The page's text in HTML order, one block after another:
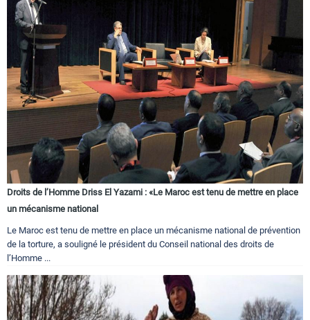
Droits de l’Homme Driss El Yazami : «Le Maroc est tenu de mettre en place
un mécanisme national
Le Maroc est tenu de mettre en place un mécanisme national de prévention
de la torture, a souligné le président du Conseil national des droits de
l’Homme ...